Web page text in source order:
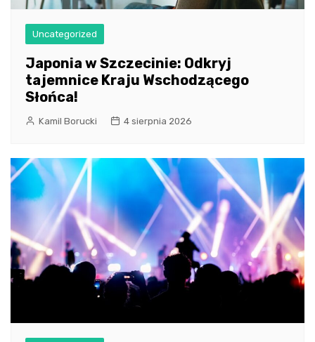
Uncategorized
Japonia w Szczecinie: Odkryj
tajemnice Kraju Wschodzącego
Słońca!
Kamil Borucki 4 sierpnia 2026